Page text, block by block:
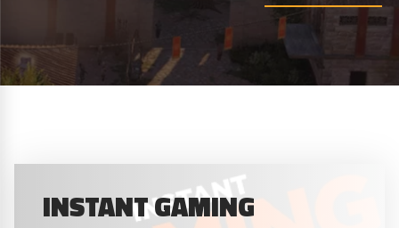
INSTANT GAMING